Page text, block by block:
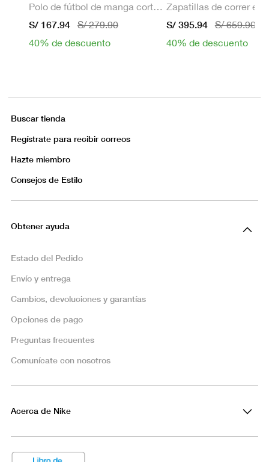
Polo de fútbol de manga corta Dri-FIT para hombre
S/ 167.94
S/ 279.90
40% de descuento
S/ 395.94
S/ 659.90
40% de descuento
Buscar tienda
Regístrate para recibir correos
Hazte miembro
Consejos de Estilo
Obtener ayuda
Estado del Pedido
Envío y entrega
Cambios, devoluciones y garantías
Opciones de pago
Preguntas frecuentes
Comunícate con nosotros
Acerca de Nike